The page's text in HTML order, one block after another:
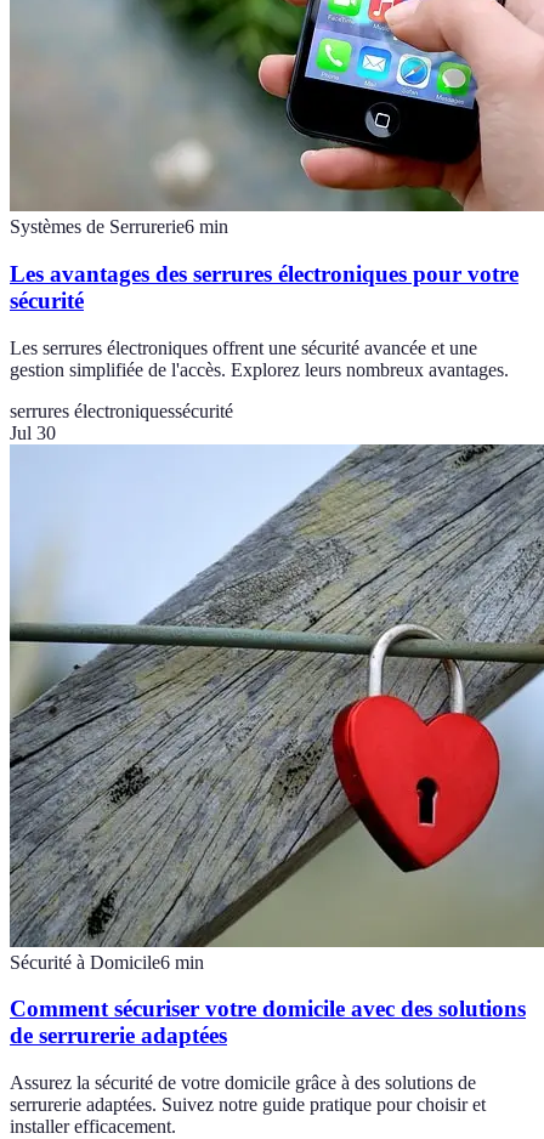
Systèmes de Serrurerie6 min
Les avantages des serrures électroniques pour votre
sécurité
Les serrures électroniques offrent une sécurité avancée et une
gestion simplifiée de l'accès. Explorez leurs nombreux avantages.
serrures électroniquessécurité
Jul 30
Sécurité à Domicile6 min
Comment sécuriser votre domicile avec des solutions
de serrurerie adaptées
Assurez la sécurité de votre domicile grâce à des solutions de
serrurerie adaptées. Suivez notre guide pratique pour choisir et
installer efficacement.